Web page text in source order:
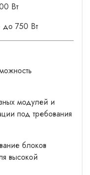
Вт
750 Вт
модулей и
под требования
блоков
высокой